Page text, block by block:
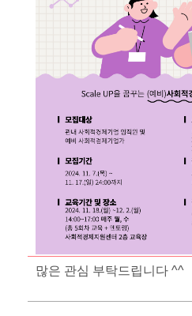
많은 관심 부탁드립니다 ^^